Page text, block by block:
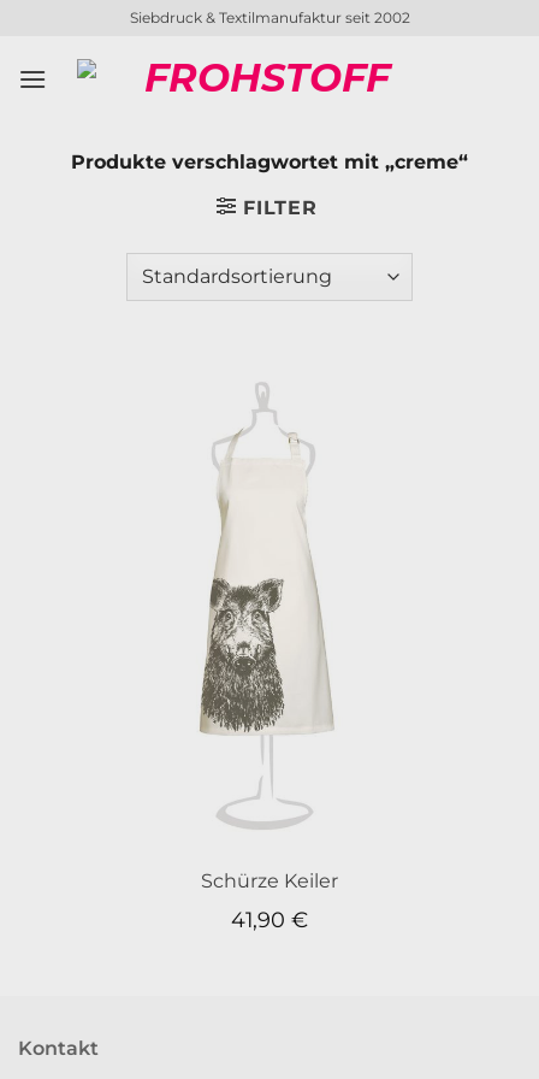
springen
Siebdruck & Textilmanufaktur seit 2002
Produkte verschlagwortet mit „creme“
FILTER
Schürze Keiler
41,90 €
Kontakt